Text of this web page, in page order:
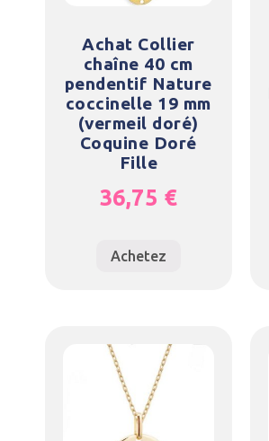
Achat Collier
chaîne 40 cm
pendentif Nature
coccinelle 19 mm
(vermeil doré)
Coquine Doré
Fille
36,75 €
Achetez